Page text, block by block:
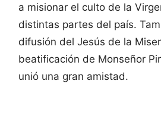
a misionar el culto de la
distintas partes del país.
difusión del Jesús de la
beatificación de Monseñor
unió una gran amistad.